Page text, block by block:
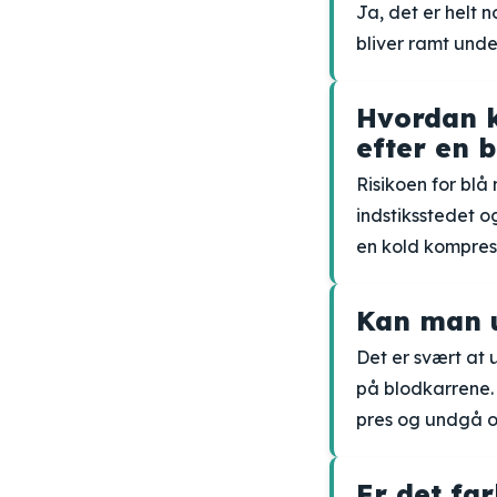
Ja, det er helt
bliver ramt
Hvordan
efter en
Risikoen for
indstiksstedet
en kold
Kan
Det er svært at
på
pres og undgå